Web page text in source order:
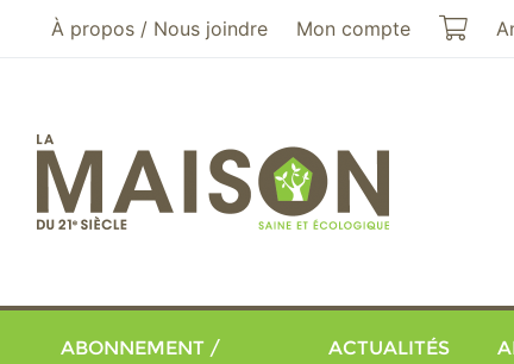
Aller au menu principal
Aller au contenu principal
À propos / Nous joindre Mon compte Mon
ABONNEMENT /
ACTUALITÉS